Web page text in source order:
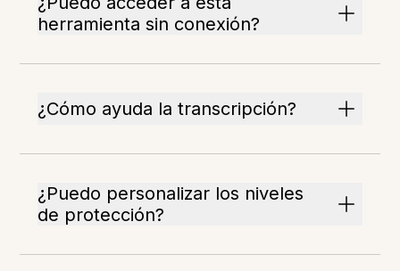
herramienta sin conexión?
¿Cómo ayuda la transcripción?
¿Puedo personalizar los niveles
de protección?